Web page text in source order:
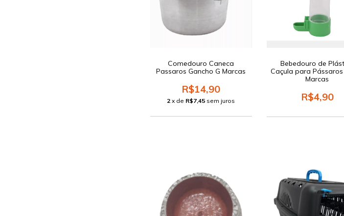
Comedouro Caneca
Passaros Gancho G Marcas
R$14,90
2 x de R$7,45 sem juros
Bebedouro de
Caçula para Pássaros
Marcas
R$4,90